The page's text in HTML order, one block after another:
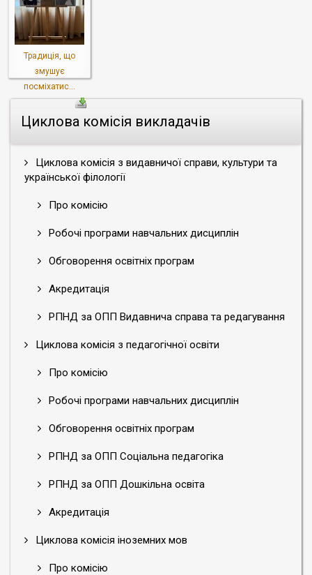
Циклова комісія викладачів
Циклова комісія з видавничої справи, культури та
української філології
Про комісію
Робочі програми навчальних дисциплін
Обговорення освітніх програм
Акредитація
РПНД за ОПП Видавнича справа та редагування
Циклова комісія з педагогічної освіти
Про комісію
Робочі програми навчальних дисциплін
Обговорення освітніх програм
РПНД за ОПП Соціальна педагогіка
РПНД за ОПП Дошкільна освіта
Акредитація
Циклова комісія іноземних мов
Про комісію
Традиція, що
змушує
посміхатис...